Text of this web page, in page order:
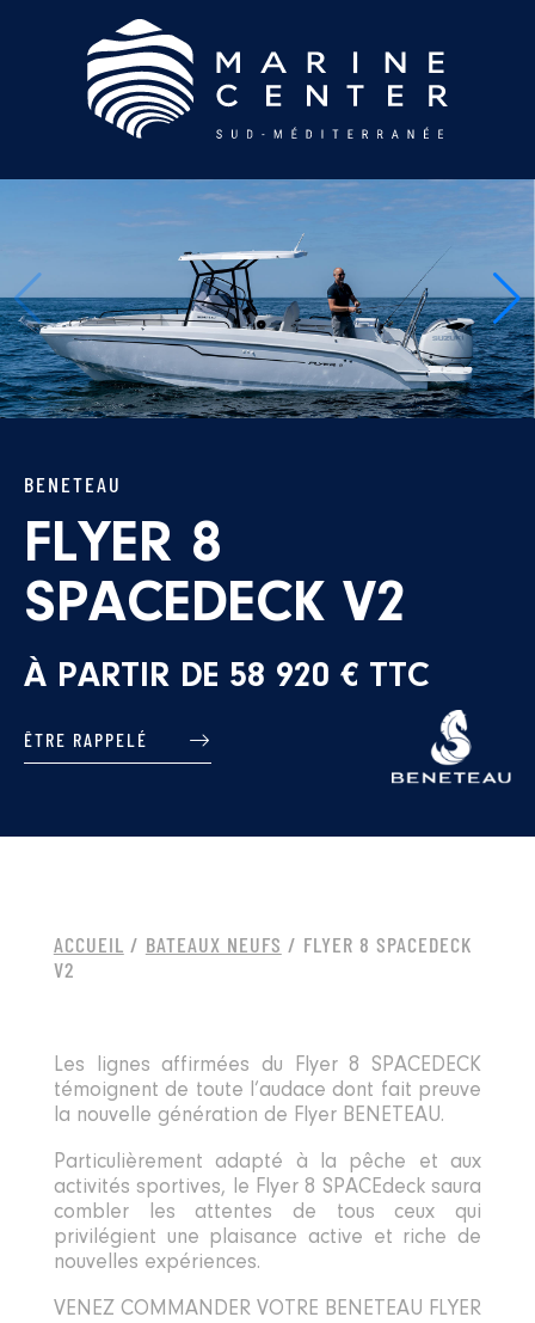
BENETEAU
FLYER 8
SPACEDECK V2
À PARTIR DE 58 920 € TTC
ÊTRE RAPPELÉ
ACCUEIL / BATEAUX NEUFS / FLYER 8 SPACEDECK
V2
Les lignes affirmées du Flyer 8 SPACEDECK
témoignent de toute l’audace dont fait preuve
la nouvelle génération de Flyer BENETEAU.
Particulièrement adapté à la pêche et aux
activités sportives, le Flyer 8 SPACEdeck saura
combler les attentes de tous ceux qui
privilégient une plaisance active et riche de
nouvelles expériences.
VENEZ COMMANDER VOTRE BENETEAU FLYER